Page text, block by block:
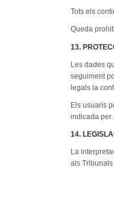
Tots els
Queda
13.
Les dades
seguiment
legals la
Els usuaris
indicada per
14.
La
als